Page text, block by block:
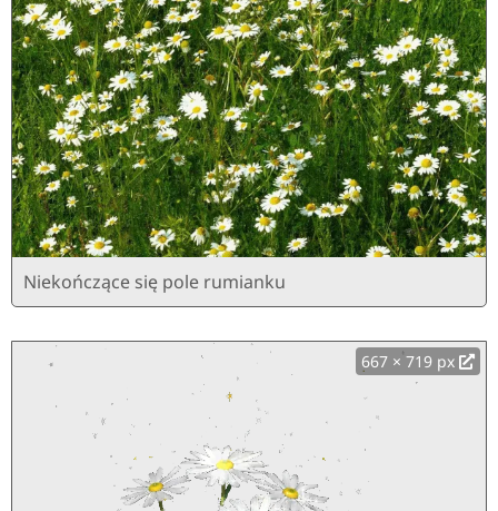
Niekończące się pole rumianku
667 × 719 px